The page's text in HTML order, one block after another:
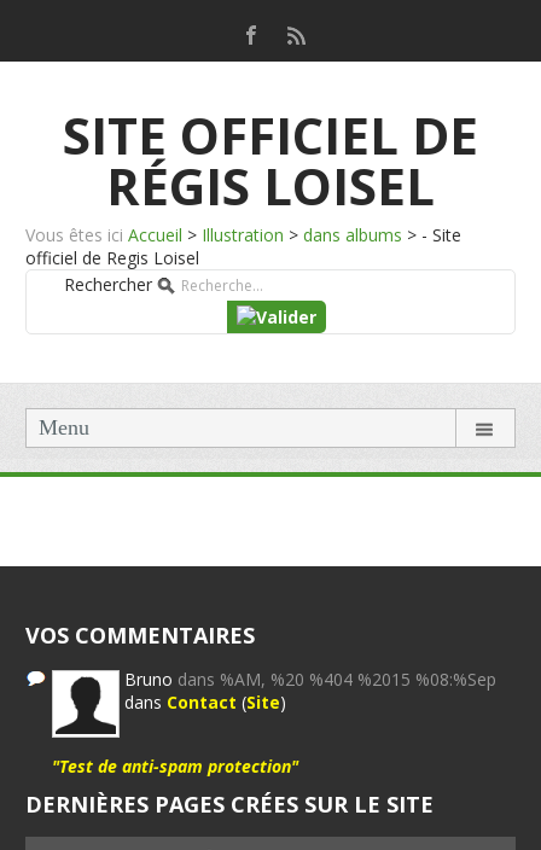
SITE OFFICIEL DE
RÉGIS LOISEL
Vous êtes ici Accueil > Illustration > dans albums > - Site
officiel de Regis Loisel
Rechercher
Menu
VOS COMMENTAIRES
Bruno dans %AM, %20 %404 %2015 %08:%Sep
dans Contact (Site)
"Test de anti-spam protection"
DERNIÈRES PAGES CRÉES SUR LE SITE